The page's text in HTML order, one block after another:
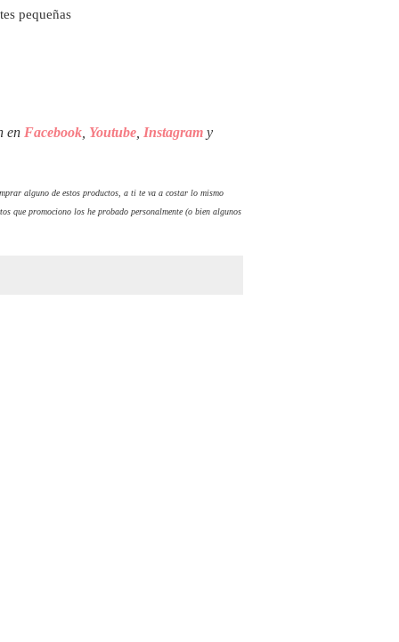
pequeñas
en Facebook Youtube Instagram y
alguno de estos productos, a ti te va a costar lo mismo
que promociono los he probado personalmente (o bien algunos